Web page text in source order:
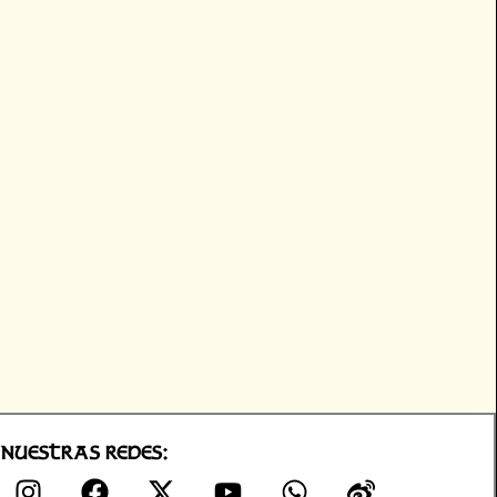
Nuestras Redes:
I F X Y W W